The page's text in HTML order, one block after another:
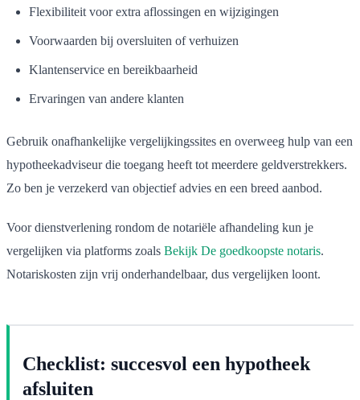
Flexibiliteit voor extra aflossingen en wijzigingen
Voorwaarden bij oversluiten of verhuizen
Klantenservice en bereikbaarheid
Ervaringen van andere klanten
Gebruik onafhankelijke vergelijkingssites en overweeg hulp van een
hypotheekadviseur die toegang heeft tot meerdere geldverstrekkers.
Zo ben je verzekerd van objectief advies en een breed aanbod.
Voor dienstverlening rondom de notariële afhandeling kun je
vergelijken via platforms zoals Bekijk De goedkoopste notaris.
Notariskosten zijn vrij onderhandelbaar, dus vergelijken loont.
Checklist: succesvol een hypotheek
afsluiten